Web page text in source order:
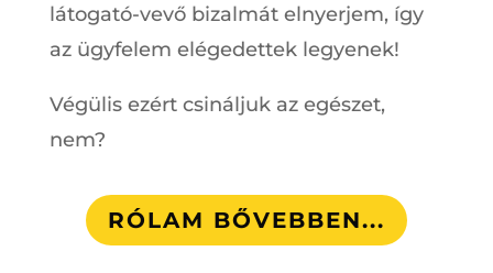
látogató-vevő bizalmát elnyerjem, így
az ügyfelem elégedettek legyenek!
Végülis ezért csináljuk az egészet,
nem?
RÓLAM BŐVEBBEN...